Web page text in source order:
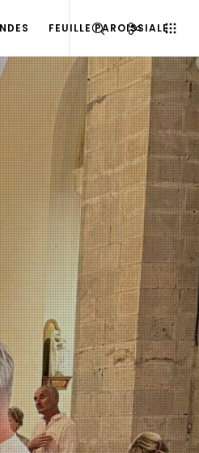
FEUILLE PAROISSIALE